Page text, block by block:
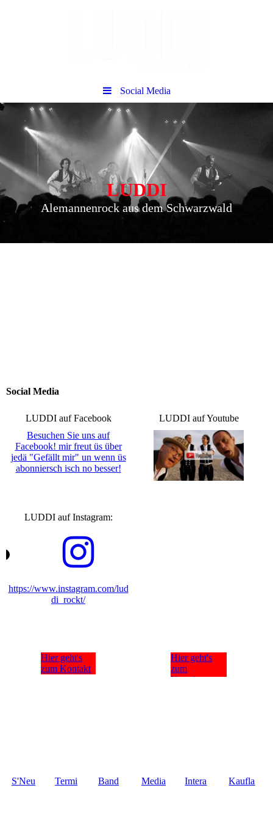
Social Media
LUDDI
Alemannenrock aus dem Schwarzwald
Social Media
LUDDI auf Facebook
LUDDI auf Youtube
Besuchen Sie uns auf
Facebook! mir freut üs über
jedä "Gefällt mir" un wenn üs
abonniersch isch no besser!
LUDDI auf Instagram:
https://www.instagram.com/lud
di_rockt/
Hier geht's
zum Kontakt
Hier geht's
zum
Newsletter
S'Neu
Termi
Band
Media
Intera
Kaufla